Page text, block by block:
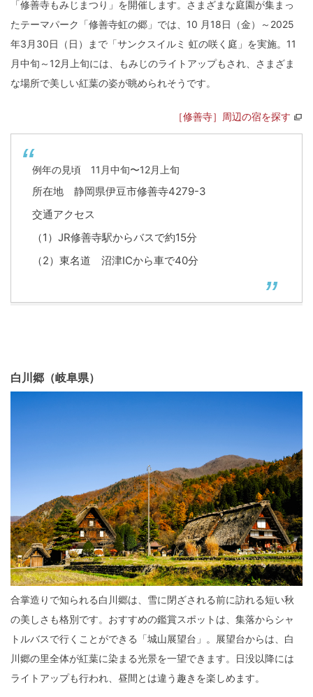
「修善寺もみじまつり」を開催します。さまざまな庭園が集まっ
たテーマパーク「修善寺虹の郷」では、10 月18日（金）～2025
年3月30日（日）まで「サンクスイルミ 虹の咲く庭」を実施。11
月中旬～12月上旬には、もみじのライトアップもされ、さまざま
な場所で美しい紅葉の姿が眺められそうです。
［修善寺］周辺の宿を探す
例年の見頃 11月中旬〜12月上旬
所在地 静岡県伊豆市修善寺4279-3
交通アクセス
（1）JR修善寺駅からバスで約15分
（2）東名道 沼津ICから車で40分
白川郷（岐阜県）
合掌造りで知られる白川郷は、雪に閉ざされる前に訪れる短い秋
の美しさも格別です。おすすめの鑑賞スポットは、集落からシャ
トルバスで行くことができる「城山展望台」。展望台からは、白
川郷の里全体が紅葉に染まる光景を一望できます。日没以降には
ライトアップも行われ、昼間とは違う趣きを楽しめます。